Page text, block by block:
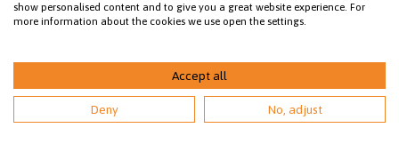
© 2026 Kainuun eläinsuojeluyhdistys
show personalised content and to give you a great website experience. For
more information about the cookies we use open the settings.
Accept all
Deny No, adjust